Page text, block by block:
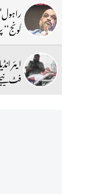
گونج‘‘
فٹ نیچے آگیا